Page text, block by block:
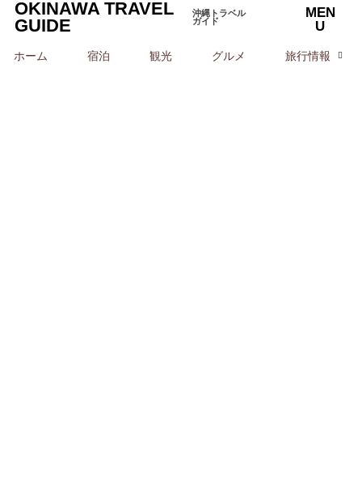
OKINAWA TRAVEL
GUIDE
沖縄トラベル
ガイド
MEN
U
ホーム 宿泊 観光 グルメ 旅行情報